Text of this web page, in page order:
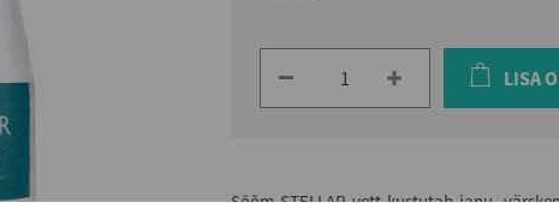
LISA
Sõõm STELLAR vett kustutab janu,